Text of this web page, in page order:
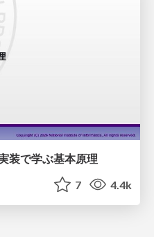
装で学ぶ基本原理
7 4.4k